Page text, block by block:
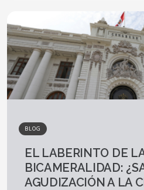
BLOG
EL LABERINTO DE
BICAMERALIDAD:
AGUDIZACIÓN A LA